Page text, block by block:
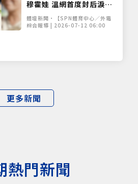
更多新聞
穆霍娃 溫網首度封后淚謝
母親
體壇新聞•【SPN體育中心／外電
綜合報導 | 2026-07-12 06:00
熱門新聞